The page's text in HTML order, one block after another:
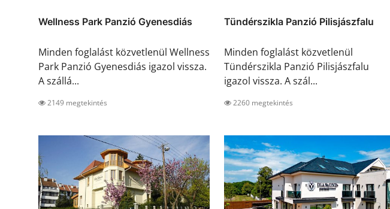
Wellness Park Panzió Gyenesdiás
Minden foglalást közvetlenül Wellness
Park Panzió Gyenesdiás igazol vissza.
A szállá...
2149 megtekintés
Tündérszikla Panzió Pilisjászfalu
Minden foglalást közvetlenül
Tündérszikla Panzió Pilisjászfalu
igazol vissza. A szál...
2260 megtekintés